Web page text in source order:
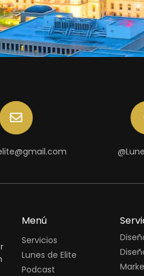
Menú
Servicios
Lunes de Elite
Podcast